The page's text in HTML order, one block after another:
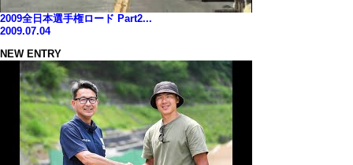
2009全日本選手権ロード Part2...
2009.07.04
NEW ENTRY